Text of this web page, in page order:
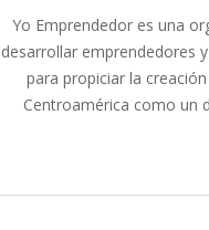
Yo Emprendedor es una
desarrollar emprendedores
para propiciar la
Centroamérica como un